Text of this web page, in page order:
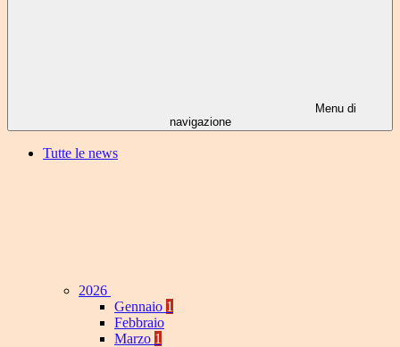
Menu di
navigazione
Tutte le news
2026
Gennaio 1
Febbraio
Marzo 1